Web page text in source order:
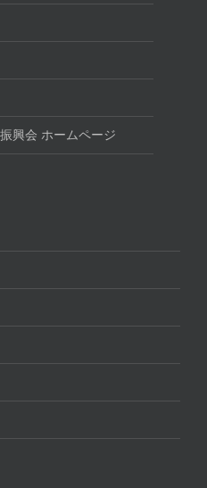
興会 ホームページ